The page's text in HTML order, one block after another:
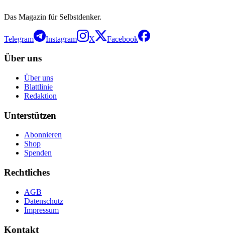
Das Magazin für Selbstdenker.
Telegram Instagram X Facebook
Über uns
Über uns
Blattlinie
Redaktion
Unterstützen
Abonnieren
Shop
Spenden
Rechtliches
AGB
Datenschutz
Impressum
Kontakt